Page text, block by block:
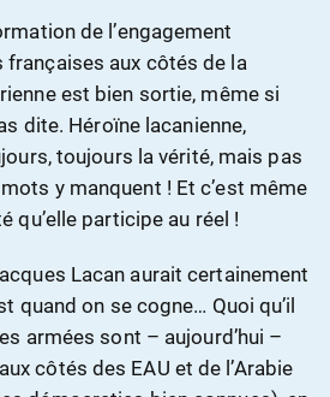
de l’engagement
françaises aux côtés de la
est bien sortie, même si
dite. Héroïne lacanienne,
toujours la vérité, mais pas
y manquent ! Et c’est même
qu’elle participe au réel !
Lacan aurait certainement
quand on se cogne… Quoi qu’il
armées sont – aujourd’hui –
côtés des EAU et de l’Arabie